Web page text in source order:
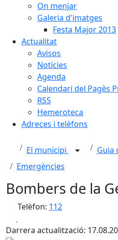
On menjar
Galeria d'imatges
Festa Major 2013
Actualitat
Avisos
Notícies
Agenda
Calendari del Pagès
RSS
Hemeroteca
Adreces i telèfons
El municipi
Guia
Emergències
Bombers de la
Telèfon: 112
Darrera actualització: